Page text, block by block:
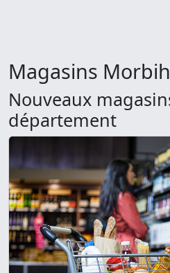
Magasins
Nouveaux
département